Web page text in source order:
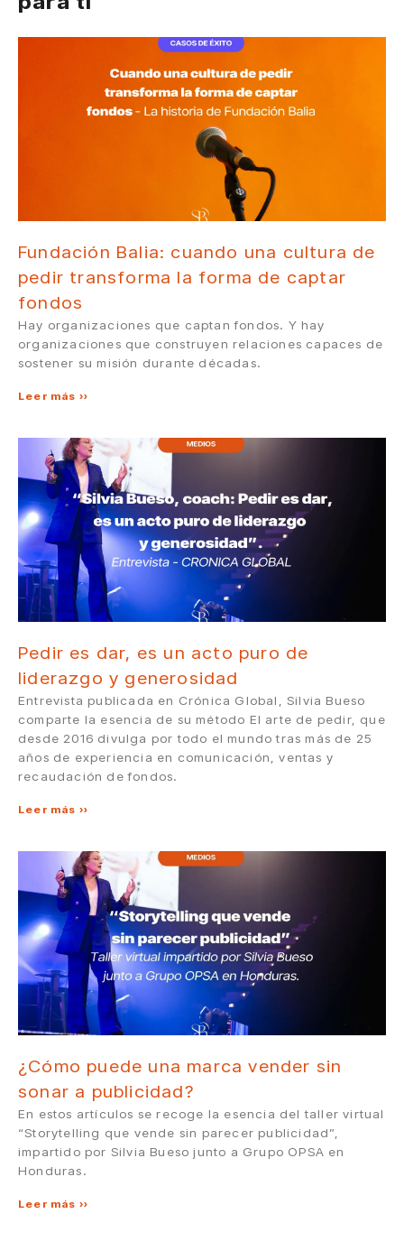
Fundación Balia: cuando una cultura de
pedir transforma la forma de captar
fondos
Hay organizaciones que captan fondos. Y hay
organizaciones que construyen relaciones capaces de
sostener su misión durante décadas.
Leer más »
Pedir es dar, es un acto puro de
liderazgo y generosidad
Entrevista publicada en Crónica Global, Silvia Bueso
comparte la esencia de su método El arte de pedir, que
desde 2016 divulga por todo el mundo tras más de 25
años de experiencia en comunicación, ventas y
recaudación de fondos.
Leer más »
¿Cómo puede una marca vender sin
sonar a publicidad?
En estos artículos se recoge la esencia del taller virtual
“Storytelling que vende sin parecer publicidad”,
impartido por Silvia Bueso junto a Grupo OPSA en
Honduras.
Leer más »